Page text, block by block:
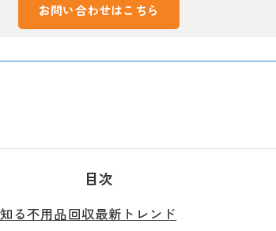
お問い合わせはこちら
目次
る不用品回収最新トレンド